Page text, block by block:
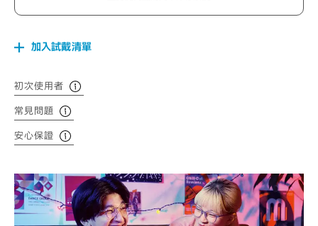
加入試戴清單
初次使用者
常見問題
安心保證